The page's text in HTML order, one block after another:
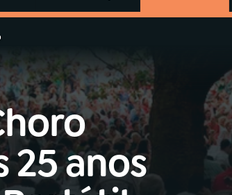
Buscar
AO VIVO
25 anos